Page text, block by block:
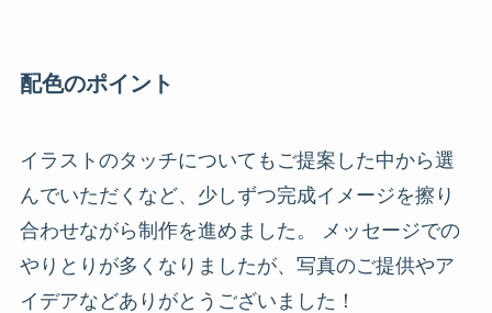
配色のポイント
イラストのタッチについてもご提案した中から選
んでいただくなど、少しずつ完成イメージを擦り
合わせながら制作を進めました。 メッセージでの
やりとりが多くなりましたが、写真のご提供やア
イデアなどありがとうございました！